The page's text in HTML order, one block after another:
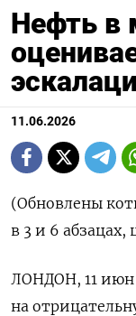
Нефть в
11.06.2026
(Обновлены
в 3 и 6 абзацах,
ЛОНДОН, 11
на